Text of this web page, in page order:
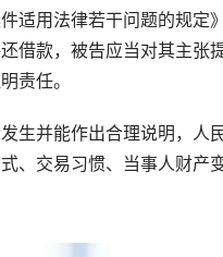
用法律若干问题的规定
借款，被告应当对其主张
责任。
并能作出合理说明，人
、交易习惯、当事人财产